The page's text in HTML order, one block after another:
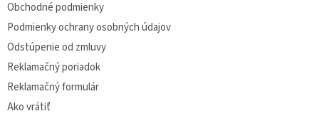
Obchodné podmienky
Podmienky ochrany osobných údajov
Odstúpenie od zmluvy
Reklamačný poriadok
Reklamačný formulár
Ako vrátiť